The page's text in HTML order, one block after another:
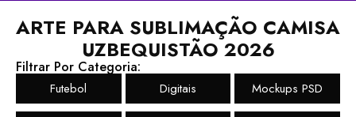
ARTE PARA SUBLIMAÇÃO CAMISA
UZBEQUISTÃO 2026
Filtrar Por Categoria:
Futebol Digitais Mockups PSD